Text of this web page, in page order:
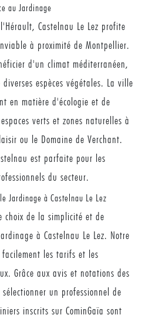
au Jardinage
Castelnau Le Lez profite
à proximité de Montpellier.
d'un climat méditerranéen,
espèces végétales. La ville
en matière d'écologie et de
verts et zones naturelles à
ou le Domaine de Verchant.
est parfaite pour les
du secteur.
Jardinage à Castelnau Le Lez
choix de la simplicité et de
à Castelnau Le Lez. Notre
les tarifs et les
Grâce aux avis et notations des
un professionnel de
inscrits sur CominGaïa sont